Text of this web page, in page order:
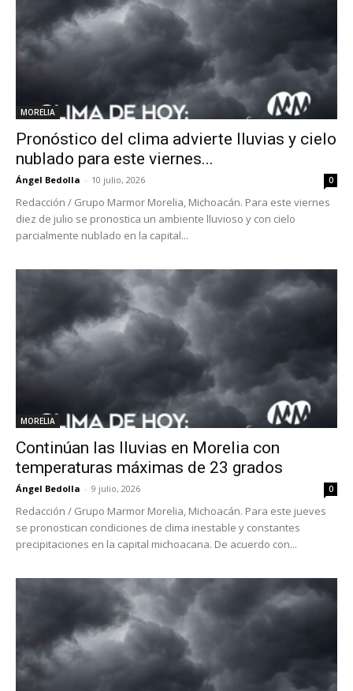
MORELIA
Pronóstico del clima advierte lluvias y cielo
nublado para este viernes...
Ángel Bedolla - 10 julio, 2026 0
Redacción / Grupo Marmor Morelia, Michoacán. Para este viernes
diez de julio se pronostica un ambiente lluvioso y con cielo
parcialmente nublado en la capital...
MORELIA
Continúan las lluvias en Morelia con
temperaturas máximas de 23 grados
Ángel Bedolla - 9 julio, 2026 0
Redacción / Grupo Marmor Morelia, Michoacán. Para este jueves
se pronostican condiciones de clima inestable y constantes
precipitaciones en la capital michoacana. De acuerdo con...